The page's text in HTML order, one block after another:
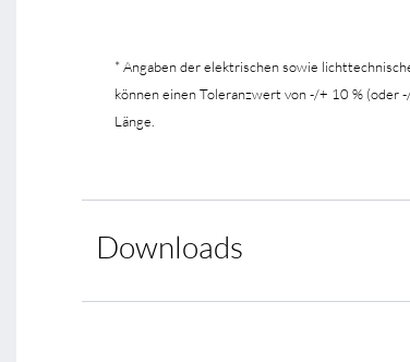
* Angaben der elektrischen sowie
können einen Toleranzwert von -/+ 10 % (oder
Länge.
Downloads